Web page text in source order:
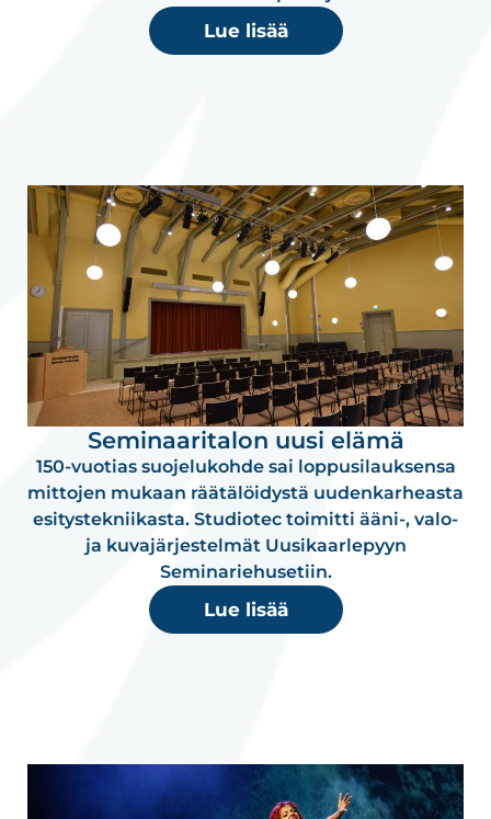
Lue lisää
Seminaaritalon uusi elämä
150-vuotias suojelukohde sai loppusilauksensa
mittojen mukaan räätälöidystä uudenkarheasta
esitystekniikasta. Studiotec toimitti ääni-, valo-
ja kuvajärjestelmät Uusikaarlepyyn
Seminariehusetiin.
Lue lisää